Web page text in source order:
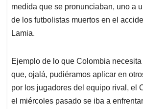
medida que se pronunciaban, uno a
de los futbolistas muertos en el
Lamia.
Ejemplo de lo que Colombia
que, ojalá, pudiéramos aplicar en
por los jugadores del equipo rival, el
el miércoles pasado se iba a